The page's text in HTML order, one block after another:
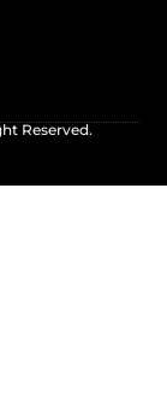
Reserved.